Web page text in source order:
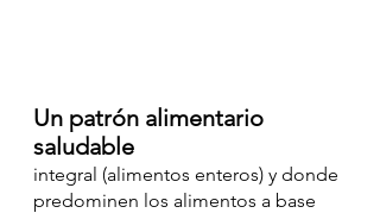
Un patrón alimentario
saludable
integral (alimentos enteros) y donde
predominen los alimentos a base